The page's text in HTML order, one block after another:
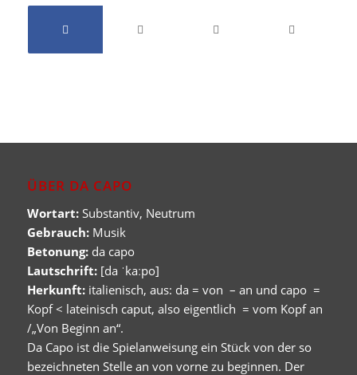
ÜBER DA CAPO
Wortart:Substantiv, Neutrum
Gebrauch:Musik
Betonung:da capo
Lautschrift: [da ˈkaːpo]
Herkunft:italienisch, aus: da = von – an und capo =
Kopf < lateinisch caput, also eigentlich = vom Kopf an
/„Von Beginn an“.
Da Capo ist die Spielanweisung ein Stück von der so
bezeichneten Stelle an von vorne zu beginnen. Der